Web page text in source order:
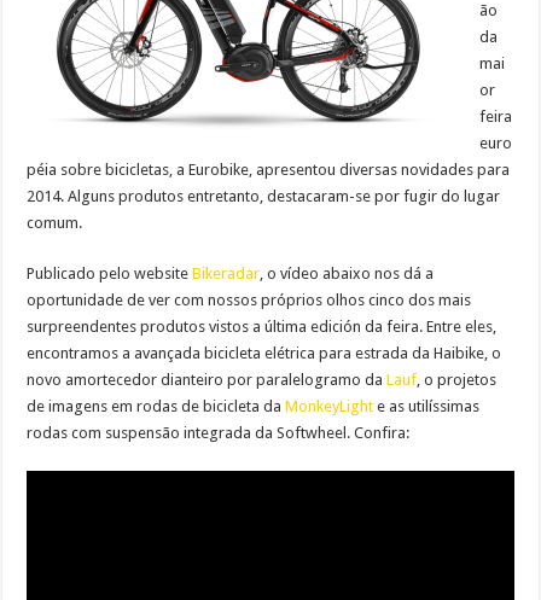
ão
da
mai
or
feira
euro
péia sobre bicicletas, a Eurobike, apresentou diversas novidades para
2014. Alguns produtos entretanto, destacaram-se por fugir do lugar
comum.
Publicado pelo websiteBikeradar, o vídeo abaixo nos dá a
oportunidade de ver com nossos próprios olhos cinco dos mais
surpreendentes produtos vistos a última edición da feira. Entre eles,
encontramos a avançada bicicleta elétrica para estrada da Haibike, o
novo amortecedor dianteiro por paralelogramo daLauf, o projetos
de imagens em rodas de bicicleta daMonkeyLight e as utilíssimas
rodas com suspensão integrada da Softwheel. Confira: